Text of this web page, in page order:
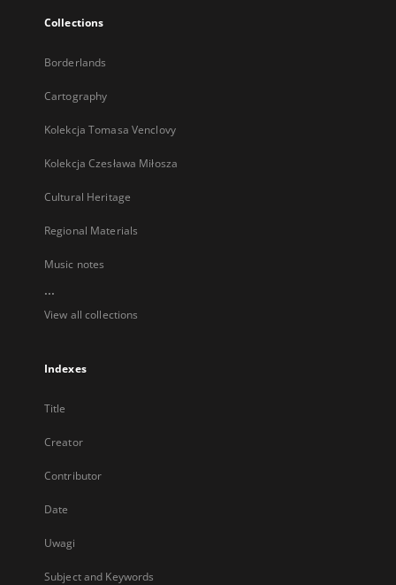
Collections
Borderlands
Cartography
Kolekcja Tomasa Venclovy
Kolekcja Czesława Miłosza
Cultural Heritage
Regional Materials
Music notes
...
View all collections
Indexes
Title
Creator
Contributor
Date
Uwagi
Subject and Keywords